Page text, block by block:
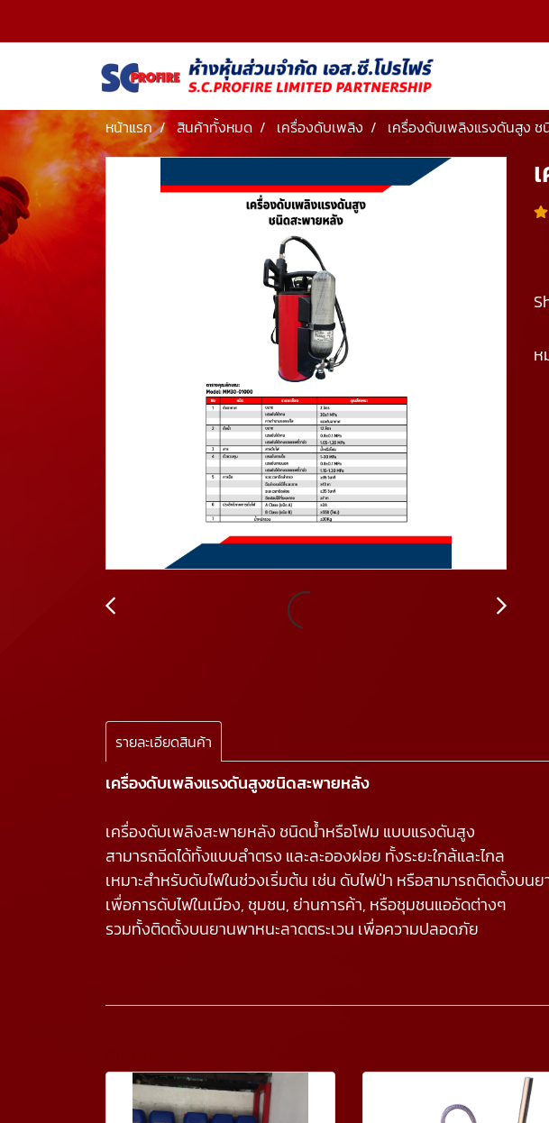
หน้าแรก สินค้าทั้งหมด เครื่องดับเพลิง เครื่องดับเพลิงแรงดันสูง ช
ห
รายละเอียดสินค้า
เครื่องดับเพลิงแรงดันสูงชนิดสะพายหลัง
เครื่องดับเพลิงสะพายหลัง ชนิดน้ำหรือโฟม แบบแรงดันสูง
สามารถฉีดได้ทั้งแบบลำตรง และละอองฝอย ทั้งระยะใกล้และไกล
เหมาะสำหรับดับไฟในช่วงเริ่มต้น เช่น ดับไฟป่า หรือสามารถติดตั้งบน
เพื่อการดับไฟในเมือง, ชุมชน, ย่านการค้า, หรือชุมชนแออัดต่างๆ
รวมทั้งติดตั้งบนยานพาหนะลาดตระเวน เพื่อความปลอดภัย